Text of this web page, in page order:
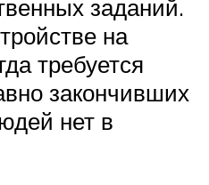
заданий.
на
требуется
закончивших
нет в